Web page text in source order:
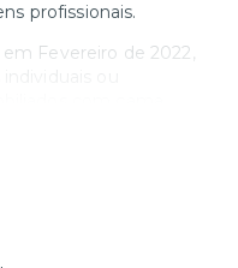
profissionais.
Fevereiro de 2022,
e cozinha.
e muito mais!